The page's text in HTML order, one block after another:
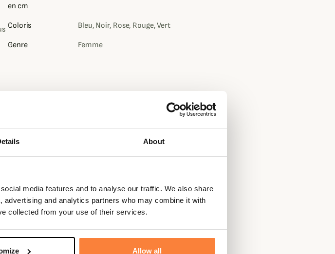
About
media features and to analyse our traffic. We also share
and analytics partners who may combine it with
collected from your use of their services.
Allow all
en cm
Coloris Bleu, Noir, Rose, Rouge, Vert
Genre Femme